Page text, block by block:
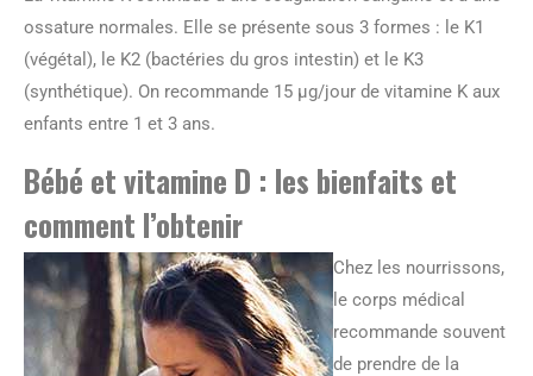
ossature normales. Elle se présente sous 3 formes : le K1
(végétal), le K2 (bactéries du gros intestin) et le K3
(synthétique). On recommande 15 μg/jour de vitamine K aux
enfants entre 1 et 3 ans.
Bébé et vitamine D : les bienfaits et
comment l’obtenir
Chez les nourrissons,
le corps médical
recommande souvent
de prendre de la